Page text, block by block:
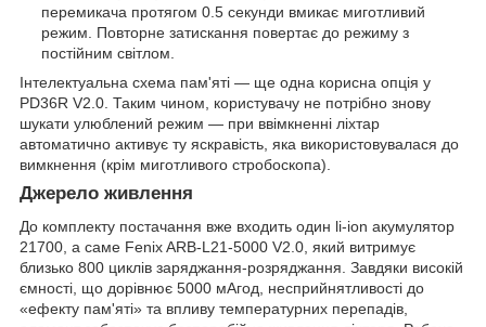
перемикача протягом 0.5 секунди вмикає миготливий
режим. Повторне затискання повертає до режиму з
постійним світлом.
Інтелектуальна схема пам'яті — ще одна корисна опція у
PD36R V2.0. Таким чином, користувачу не потрібно знову
шукати улюблений режим — при ввімкненні ліхтар
автоматично активує ту яскравість, яка використовувалася до
вимкнення (крім миготливого стробоскопа).
Джерело живлення
До комплекту постачання вже входить один li-ion акумулятор
21700, а саме Fenix ARB-L21-5000 V2.0, який витримує
близько 800 циклів заряджання-розряджання. Завдяки високій
ємності, що дорівнює 5000 мАгод, несприйнятливості до
«ефекту пам'яті» та впливу температурних перепадів,